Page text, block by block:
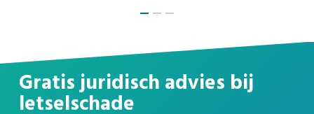
Gratis juridisch advies bij
letselschade